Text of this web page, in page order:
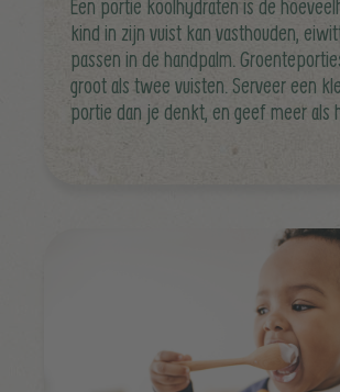
Een portie koolhydraten is de
kind in zijn vuist kan vasthouden,
passen in de handpalm.
groot als twee vuisten. Serveer een
portie dan je denkt, en geef meer als